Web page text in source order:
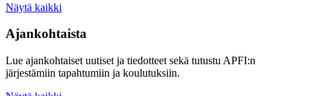
Näytä kaikki
Ajankohtaista
Lue ajankohtaiset uutiset ja tiedotteet sekä tutustu APFI:n
järjestämiin tapahtumiin ja koulutuksiin.